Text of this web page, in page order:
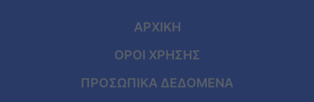
ΑΡΧΙΚΗ
ΟΡΟΙ ΧΡΗΣΗΣ
ΠΡΟΣΩΠΙΚΑ ΔΕΔΟΜΕΝΑ